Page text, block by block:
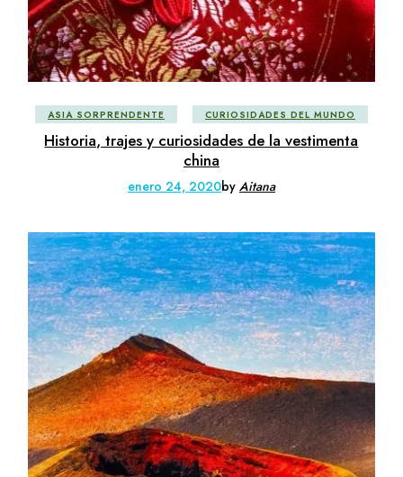
ASIA SORPRENDENTE CURIOSIDADES DEL MUNDO
Historia, trajes y curiosidades de la vestimenta
china
enero 24, 2020by Aitana